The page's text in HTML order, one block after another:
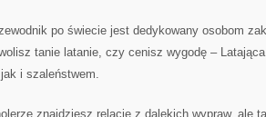
po świecie jest dedykowany osobom
tanie latanie, czy cenisz wygodę –
i szaleństwem.
znajdziesz relacje z dalekich wypraw, ale